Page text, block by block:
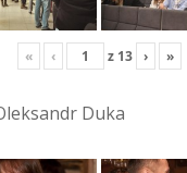
« ‹ z 13 › »
Duka